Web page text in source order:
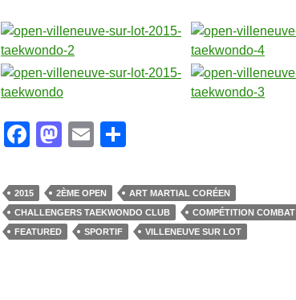
F
c
e
b
M
st
o
d
E
ail ta
g
er
2015 2ÈME OPEN
ART MARTIAL CORÉEN
CHALLENGERS TAEKWONDO CLUB
COMPÉTITION COMBAT
FEATURED
SPORTIF VILLENEUVE SUR LOT